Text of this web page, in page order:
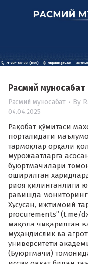
Расмий муносабат
Расмий муносабат By
04.04.2025
Рақобат қўмитаси
порталидаги
тармоқлар орқали
мурожаатларга
буюртмачилари
оширилган
риоя қилинганлиги
равишда
Хусусан, ижтимоий
procurements” (t.me/
мақола чиқарилган
муҳандислик ва
университети
(Буюртмачи)